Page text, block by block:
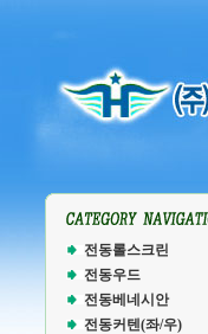
전동롤스크린
전동우드
전동베네시안
전동커텐(좌/우)